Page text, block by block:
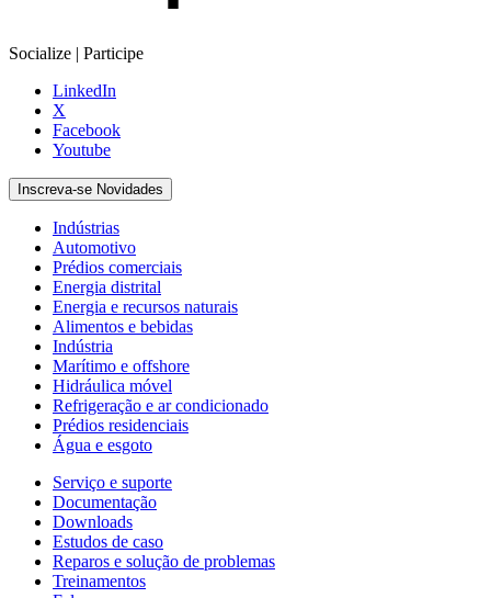
Socialize | Participe
LinkedIn
X
Facebook
Youtube
Inscreva-se Novidades
Indústrias
Automotivo
Prédios comerciais
Energia distrital
Energia e recursos naturais
Alimentos e bebidas
Indústria
Marítimo e offshore
Hidráulica móvel
Refrigeração e ar condicionado
Prédios residenciais
Água e esgoto
Serviço e suporte
Documentação
Downloads
Estudos de caso
Reparos e solução de problemas
Treinamentos